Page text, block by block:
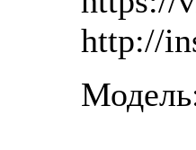
http://